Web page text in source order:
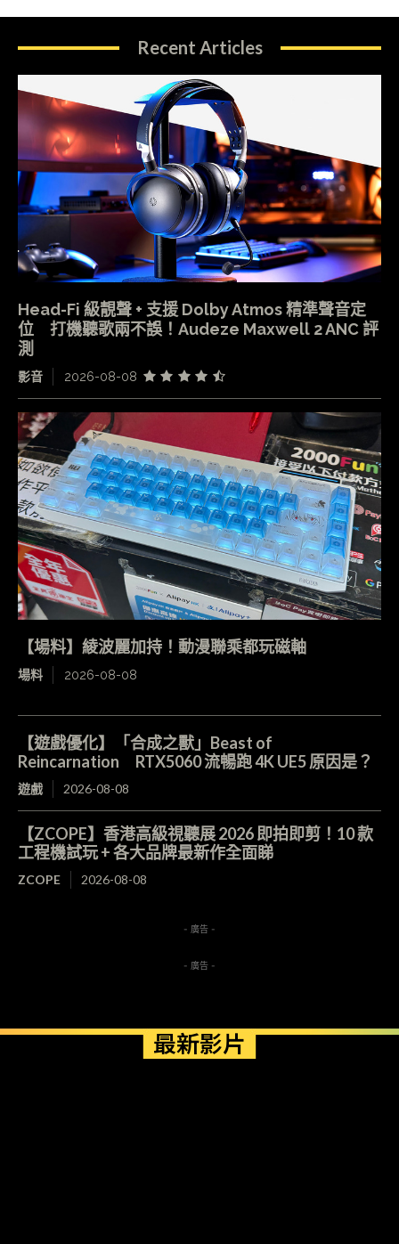
Recent Articles
Head-Fi 級靚聲 + 支援 Dolby Atmos 精準聲音定
位 打機聽歌兩不誤！Audeze Maxwell 2 ANC 評
測
影音 2026-08-08
【場料】綾波麗加持！動漫聯乘都玩磁軸
場料 2026-08-08
【遊戲優化】「合成之獸」Beast of
Reincarnation RTX5060 流暢跑 4K UE5 原因是？
遊戲 2026-08-08
【ZCOPE】香港高級視聽展 2026 即拍即剪！10 款
工程機試玩 + 各大品牌最新作全面睇
ZCOPE 2026-08-08
- 廣告 -
- 廣告 -
最新影片